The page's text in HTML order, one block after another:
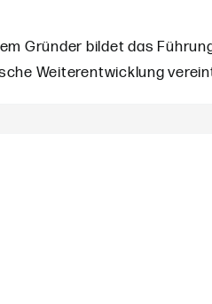
Gründer bildet das
Weiterentwicklung